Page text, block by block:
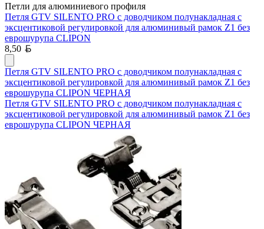
Петли для алюминиевого профиля
Петля GTV SILENTO PRO с доводчиком полунакладная с
эксцентиковой регулировкой для алюминивый рамок Z1 без
еврошурупа CLIPON
8,50
Петля GTV SILENTO PRO с доводчиком полунакладная с
эксцентиковой регулировкой для алюминивый рамок Z1 без
еврошурупа CLIPON ЧЕРНАЯ
Петля GTV SILENTO PRO с доводчиком полунакладная с
эксцентиковой регулировкой для алюминивый рамок Z1 без
еврошурупа CLIPON ЧЕРНАЯ